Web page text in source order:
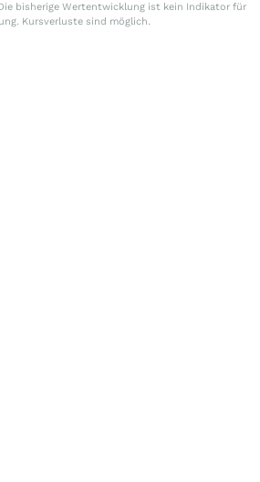
bisherige Wertentwicklung ist kein Indikator für
Kursverluste sind möglich.